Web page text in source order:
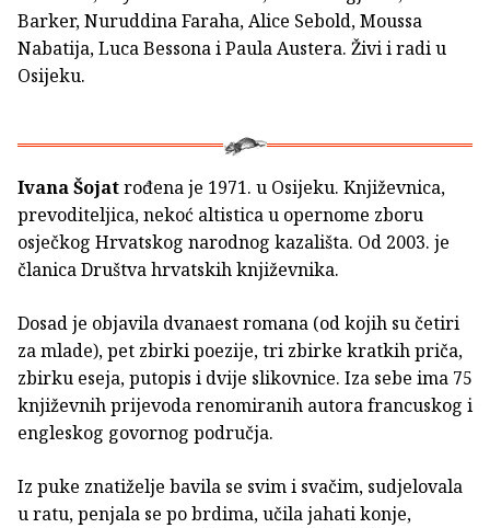
Barker, Nuruddina Faraha, Alice Sebold, Moussa
Nabatija, Luca Bessona i Paula Austera. Živi i radi u
Osijeku.
Ivana Šojatrođena je 1971. u Osijeku. Književnica,
prevoditeljica, nekoć altistica u opernome zboru
osječkog Hrvatskog narodnog kazališta. Od 2003. je
članica Društva hrvatskih književnika.
Dosad je objavila dvanaest romana (od kojih su četiri
za mlade), pet zbirki poezije, tri zbirke kratkih priča,
zbirku eseja, putopis i dvije slikovnice. Iza sebe ima 75
književnih prijevoda renomiranih autora francuskog i
engleskog govornog područja.
Iz puke znatiželje bavila se svim i svačim, sudjelovala
u ratu, penjala se po brdima, učila jahati konje,